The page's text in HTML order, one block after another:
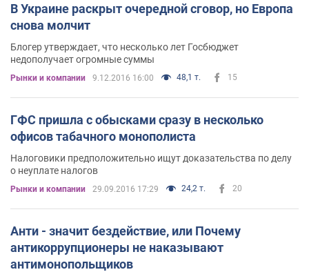
В Украине раскрыт очередной сговор, но Европа
снова молчит
Блогер утверждает, что несколько лет Госбюджет
недополучает огромные суммы
Рынки и компании 9.12.2016 16:00 48,1 т. 15
ГФС пришла с обысками сразу в несколько
офисов табачного монополиста
Налоговики предположительно ищут доказательства по делу
о неуплате налогов
Рынки и компании 29.09.2016 17:29 24,2 т. 20
Анти - значит бездействие, или Почему
антикоррупционеры не наказывают
антимонопольщиков